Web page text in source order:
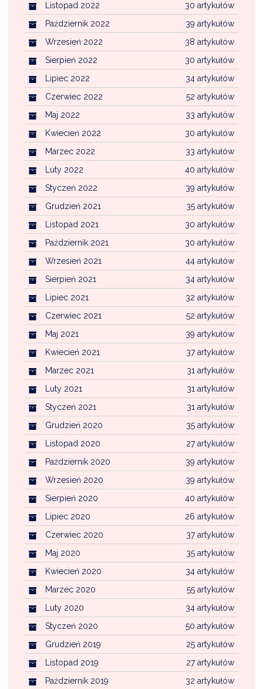
30 artykułów
Listopad 2022
39 artykułów
Październik 2022
38 artykułów
Wrzesień 2022
30 artykułów
Sierpień 2022
34 artykułów
Lipiec 2022
52 artykułów
Czerwiec 2022
33 artykułów
Maj 2022
30 artykułów
Kwiecień 2022
33 artykułów
Marzec 2022
40 artykułów
Luty 2022
39 artykułów
Styczeń 2022
35 artykułów
Grudzień 2021
30 artykułów
Listopad 2021
30 artykułów
Październik 2021
44 artykułów
Wrzesień 2021
34 artykułów
Sierpień 2021
32 artykułów
Lipiec 2021
52 artykułów
Czerwiec 2021
39 artykułów
Maj 2021
37 artykułów
Kwiecień 2021
31 artykułów
Marzec 2021
31 artykułów
Luty 2021
31 artykułów
Styczeń 2021
35 artykułów
Grudzień 2020
27 artykułów
Listopad 2020
39 artykułów
Październik 2020
39 artykułów
Wrzesień 2020
40 artykułów
Sierpień 2020
26 artykułów
Lipiec 2020
37 artykułów
Czerwiec 2020
35 artykułów
Maj 2020
34 artykułów
Kwiecień 2020
55 artykułów
Marzec 2020
34 artykułów
Luty 2020
50 artykułów
Styczeń 2020
25 artykułów
Grudzień 2019
27 artykułów
Listopad 2019
32 artykułów
Październik 2019